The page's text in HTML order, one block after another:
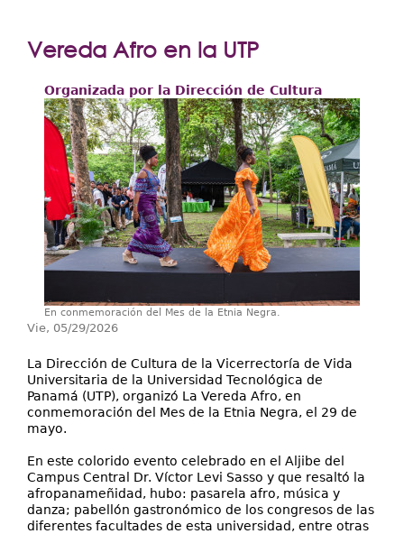
Postgrados
Facultades
Centros Regionales
Servicios
Internacional
Transparencia
Vereda Afro en la UTP
Organizada por la Dirección de Cultura
En conmemoración del Mes de la Etnia Negra.
Vie, 05/29/2026
La Dirección de Cultura de la Vicerrectoría de Vida
Universitaria de la Universidad Tecnológica de
Panamá (UTP), organizó La Vereda Afro, en
conmemoración del Mes de la Etnia Negra, el 29 de
mayo.
En este colorido evento celebrado en el Aljibe del
Campus Central Dr. Víctor Levi Sasso y que resaltó la
afropanameñidad, hubo: pasarela afro, música y
danza; pabellón gastronómico de los congresos de las
diferentes facultades de esta universidad, entre otras